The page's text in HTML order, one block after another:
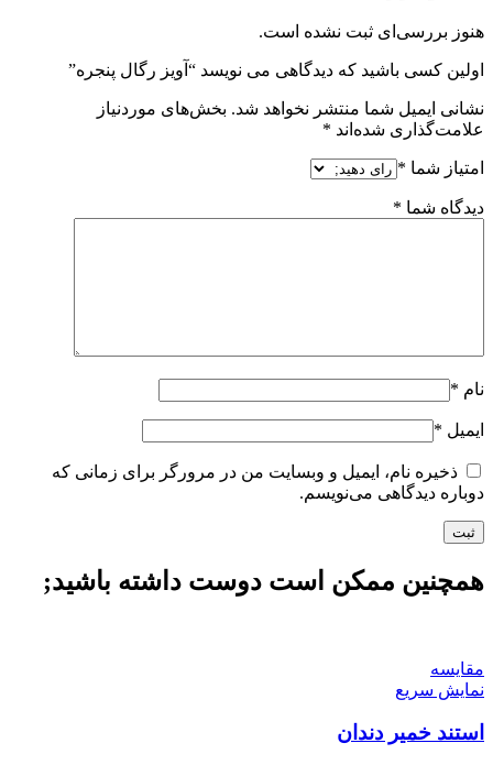
هنوز بررسی‌ای ثبت نشده است.
اولین کسی باشید که دیدگاهی می نویسد “آویز رگال پنجره”
نشانی ایمیل شما منتشر نخواهد شد. بخش‌های موردنیاز
علامت‌گذاری شده‌اند *
امتیاز شما *
دیدگاه شما *
نام *
ایمیل *
ذخیره نام، ایمیل و وبسایت من در مرورگر برای زمانی که
دوباره دیدگاهی می‌نویسم.
همچنین ممکن است دوست داشته باشید;
مقايسه
نمایش سریع
استند خمیر دندان